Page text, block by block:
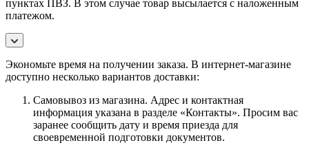
пунктах ПВЗ. В этом случае товар высылается с наложенным
платежом.
Экономьте время на получении заказа. В интернет-магазине
доступно несколько вариантов доставки:
Самовывоз из магазина. Адрес и контактная
информация указана в разделе «Контакты». Просим вас
заранее сообщить дату и время приезда для
своевременной подготовки документов.